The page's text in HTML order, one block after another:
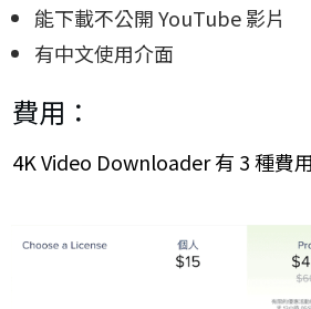
能下載不公開 YouTube 影片
有中文使用介面
費用：
4K Video Downloader 有 3 種費